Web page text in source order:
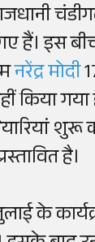
हैं। इस
नरेंद्र मोदी
किया
है।
के